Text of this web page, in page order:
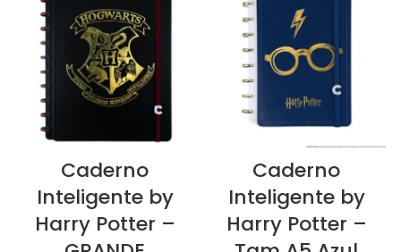
Caderno
Inteligente by
Harry Potter –
Caderno
Inteligente by
Harry Potter –